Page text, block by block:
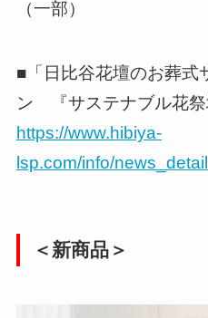
（一部）
■「日比谷花壇のお葬式
ン 『サステナブル花祭
https://www.hibiya-
lsp.com/info/
＜新商品＞